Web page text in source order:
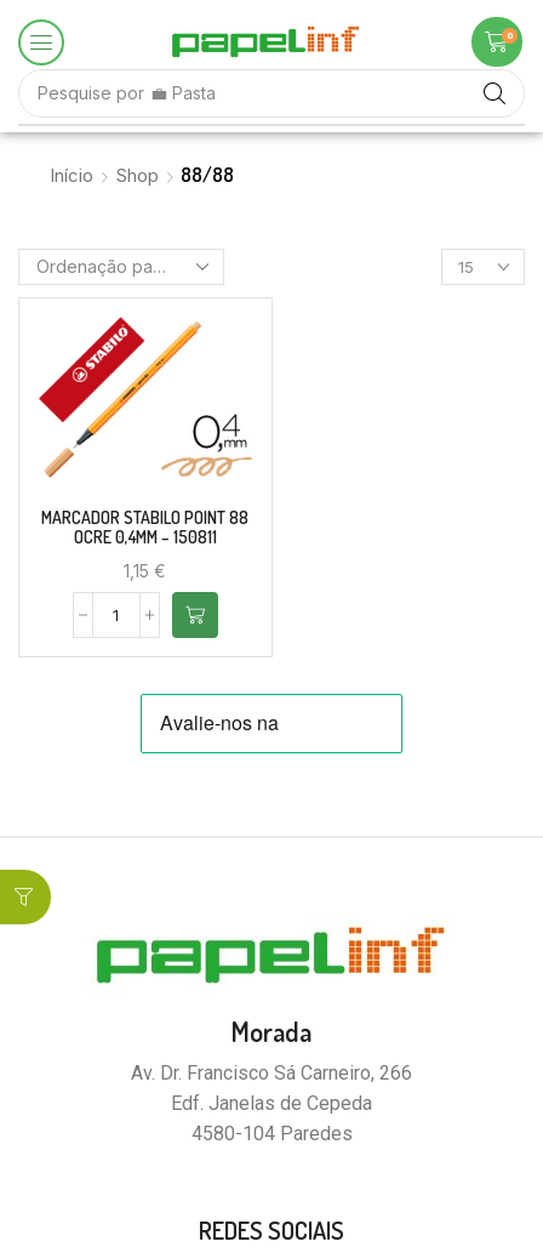
Pesquise por 💼 Pasta
0
Início Shop 88/88
MARCADOR STABILO POINT 88
OCRE 0,4MM – 150811
1,15€
Morada
Av. Dr. Francisco Sá Carneiro, 266
Edf. Janelas de Cepeda
4580-104 Paredes
REDES SOCIAIS